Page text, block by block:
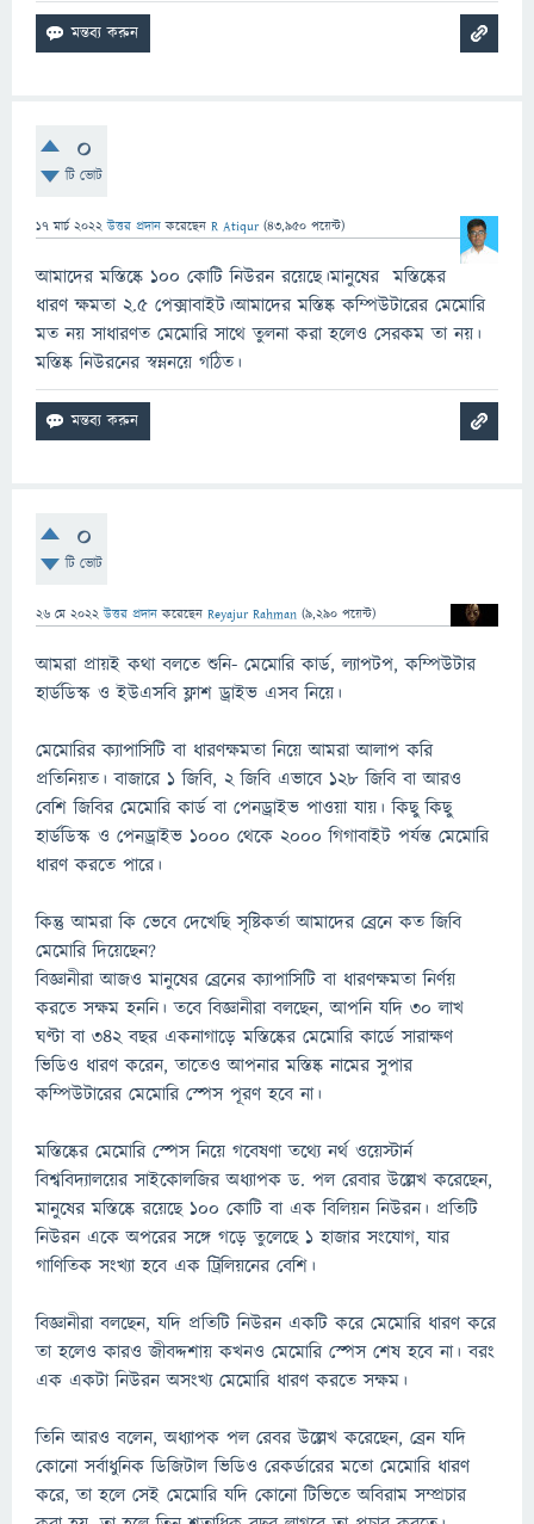
0
টি ভোট
17 মার্চ 2022 উত্তর প্রদান করেছেন R Atiqur (43,950 পয়েন্ট)
আমাদের মস্তিষ্কে 100 কোটি নিউরন রয়েছে।মানুষের মস্তিষ্কের
ধারণ ক্ষমতা 2.5 পেক্সাবাইট।আমাদের মস্তিষ্ক কম্পিউটারের মেমোরি
মত নয় সাধারণত মেমোরি সাথে তুলনা করা হলেও সেরকম তা নয়।
মস্তিষ্ক নিউরনের স্বম্ননয়ে গঠিত।
0
টি ভোট
26 মে 2022 উত্তর প্রদান করেছেন Reyajur Rahman (9,290 পয়েন্ট)
আমরা প্রায়ই কথা বলতে শুনি- মেমোরি কার্ড, ল্যাপটপ, কম্পিউটার
হার্ডডিস্ক ও ইউএসবি ফ্লাশ ড্রাইভ এসব নিয়ে।
মেমোরির ক্যাপাসিটি বা ধারণক্ষমতা নিয়ে আমরা আলাপ করি
প্রতিনিয়ত। বাজারে ১ জিবি, ২ জিবি এভাবে ১২৮ জিবি বা আরও
বেশি জিবির মেমোরি কার্ড বা পেনড্রাইভ পাওয়া যায়। কিছু কিছু
হার্ডডিস্ক ও পেনড্রাইভ ১০০০ থেকে ২০০০ গিগাবাইট পর্যন্ত মেমোরি
ধারণ করতে পারে।
কিন্তু আমরা কি ভেবে দেখেছি সৃষ্টিকর্তা আমাদের ব্রেনে কত জিবি
মেমোরি দিয়েছেন?
বিজ্ঞানীরা আজও মানুষের ব্রেনের ক্যাপাসিটি বা ধারণক্ষমতা নির্ণয়
করতে সক্ষম হননি। তবে বিজ্ঞানীরা বলছেন, আপনি যদি ৩০ লাখ
ঘণ্টা বা ৩৪২ বছর একনাগাড়ে মস্তিষ্কের মেমোরি কার্ডে সারাক্ষণ
ভিডিও ধারণ করেন, তাতেও আপনার মস্তিষ্ক নামের সুপার
কম্পিউটারের মেমোরি স্পেস পূরণ হবে না।
মস্তিষ্কের মেমোরি স্পেস নিয়ে গবেষণা তথ্যে নর্থ ওয়েস্টার্ন
বিশ্ববিদ্যালয়ের সাইকোলজির অধ্যাপক ড. পল রেবার উল্লেখ করেছেন,
মানুষের মস্তিষ্কে রয়েছে ১০০ কোটি বা এক বিলিয়ন নিউরন। প্রতিটি
নিউরন একে অপরের সঙ্গে গড়ে তুলেছে ১ হাজার সংযোগ, যার
গাণিতিক সংখ্যা হবে এক ট্রিলিয়নের বেশি।
বিজ্ঞানীরা বলছেন, যদি প্রতিটি নিউরন একটি করে মেমোরি ধারণ করে
তা হলেও কারও জীবদ্দশায় কখনও মেমোরি স্পেস শেষ হবে না। বরং
এক একটা নিউরন অসংখ্য মেমোরি ধারণ করতে সক্ষম।
তিনি আরও বলেন, অধ্যাপক পল রেবর উল্লেখ করেছেন, ব্রেন যদি
কোনো সর্বাধুনিক ডিজিটাল ভিডিও রেকর্ডারের মতো মেমোরি ধারণ
করে, তা হলে সেই মেমোরি যদি কোনো টিভিতে অবিরাম সম্প্রচার